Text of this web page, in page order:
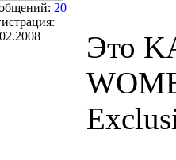
20
Это